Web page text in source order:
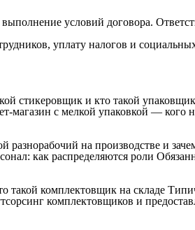
условий договора.
уплату налогов и
стикеровщик и кто такой
с мелкой упаковкой — кого
разнорабочий на производстве и
как распределяются роли
такой комплектовщик на складе
комплектовщиков и